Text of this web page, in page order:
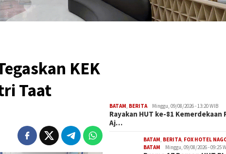
KEK
Taat
BATAM, BERITA Minggu, 09/08/2026 - 13:20 WIB
Rayakan HUT ke-81 Kemerdekaan
Aj…
BATAM, BERITA, FOX HOTEL
BATAM
Minggu, 09/08/2026 - 09:25